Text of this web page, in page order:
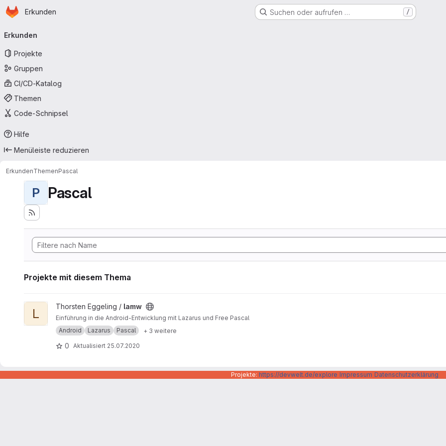
Zum Hauptinhalt springen
StartseiteErkunden Suchen oder aufrufen … /
Erkunden
Projekte
Gruppen
CI/CD-Katalog
Themen
Code-Schnipsel
Hilfe
Menüleiste reduzieren
ErkundenThemenPascal
P Pascal
Projekte mit diesem Thema
Projekt lamw ansehen
L Thorsten Eggeling / lamw
Einführung in die Android-Entwicklung mit Lazarus und Free Pascal
Android
Lazarus Pascal + 3 weitere
0 Aktualisiert 25.07.2020
Projekte: https://devwelt.de/explore Impressum Datenschutzerklärung